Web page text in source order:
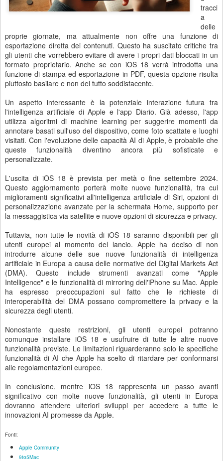
tracci
a
delle
proprie giornate, ma attualmente non offre una funzione di
esportazione diretta dei contenuti. Questo ha suscitato critiche tra
gli utenti che vorrebbero evitare di avere i propri dati bloccati in un
formato proprietario. Anche se con iOS 18 verrà introdotta una
funzione di stampa ed esportazione in PDF, questa opzione risulta
piuttosto basilare e non del tutto soddisfacente.
Un aspetto interessante è la potenziale interazione futura tra
l'intelligenza artificiale di Apple e l'app Diario. Già adesso, l'app
utilizza algoritmi di machine learning per suggerire momenti da
annotare basati sull'uso del dispositivo, come foto scattate e luoghi
visitati. Con l'evoluzione delle capacità AI di Apple, è probabile che
queste funzionalità diventino ancora più sofisticate e
personalizzate.
L'uscita di iOS 18 è prevista per metà o fine settembre 2024.
Questo aggiornamento porterà molte nuove funzionalità, tra cui
miglioramenti significativi all'intelligenza artificiale di Siri, opzioni di
personalizzazione avanzate per la schermata Home, supporto per
la messaggistica via satellite e nuove opzioni di sicurezza e privacy.
Tuttavia, non tutte le novità di iOS 18 saranno disponibili per gli
utenti europei al momento del lancio. Apple ha deciso di non
introdurre alcune delle sue nuove funzionalità di intelligenza
artificiale in Europa a causa delle normative del Digital Markets Act
(DMA). Questo include strumenti avanzati come "Apple
Intelligence" e le funzionalità di mirroring dell'iPhone su Mac. Apple
ha espresso preoccupazioni sul fatto che le richieste di
interoperabilità del DMA possano compromettere la privacy e la
sicurezza degli utenti.
Nonostante queste restrizioni, gli utenti europei potranno
comunque installare iOS 18 e usufruire di tutte le altre nuove
funzionalità previste. Le limitazioni riguarderanno solo le specifiche
funzionalità di AI che Apple ha scelto di ritardare per conformarsi
alle regolamentazioni europee.
In conclusione, mentre iOS 18 rappresenta un passo avanti
significativo con molte nuove funzionalità, gli utenti in Europa
dovranno attendere ulteriori sviluppi per accedere a tutte le
innovazioni AI promesse da Apple.
Fonti:
Apple Community
9to5Mac